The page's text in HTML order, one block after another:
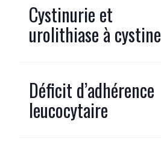
Cystinurie et
urolithiase à cystine
Déficit d’adhérence
leucocytaire